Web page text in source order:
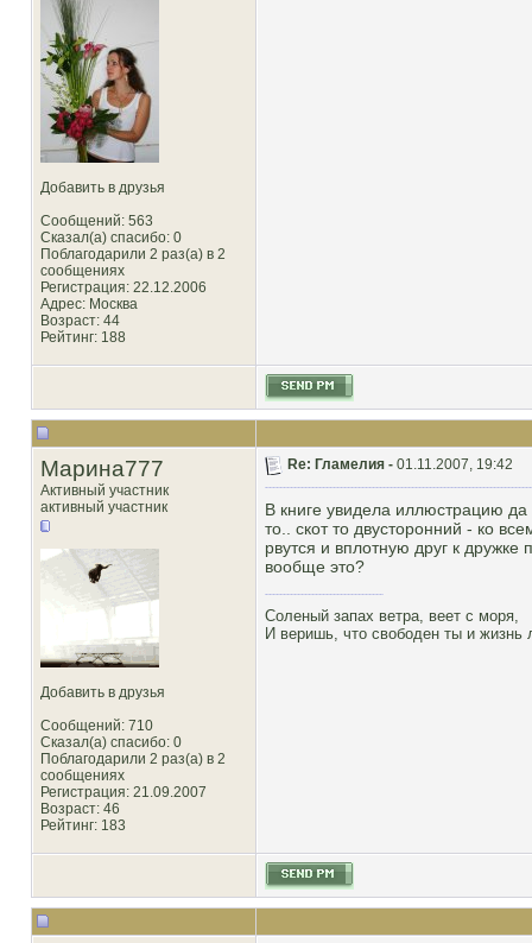
Добавить в друзья
Сообщений: 563
Сказал(а) спасибо: 0
Поблагодарили 2 раз(а) в 2
сообщениях
Регистрация: 22.12.2006
Адрес: Москва
Возраст: 44
Рейтинг: 188
Марина777
Активный участник
активный участник
Добавить в друзья
Сообщений: 710
Сказал(а) спасибо: 0
Поблагодарили 2 раз(а) в 2
сообщениях
Регистрация: 21.09.2007
Возраст: 46
Рейтинг: 183
Re: Гламелия - 01.11.2007, 19:42
В книге увидела иллюстрацию да
то.. скот то двусторонний - ко
рвутся и вплотную друг к
вообще это?
Соленый запах ветра, веет с моря,
И веришь, что свободен ты и жизнь